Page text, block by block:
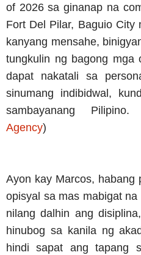
of 2026 sa ginanap na
Fort Del Pilar, Baguio City
kanyang mensahe,
tungkulin ng bagong mga
dapat nakatali sa
sinumang indibidwal,
sambayanang
Agency)
Ayon kay Marcos, habang
opisyal sa mas mabigat
nilang dalhin ang
hinubog sa kanila ng
hindi sapat ang tapang